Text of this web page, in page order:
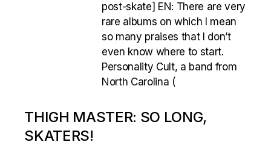
post-skate] EN: There are very
rare albums on which I mean
so many praises that I don’t
even know where to start.
Personality Cult, a band from
North Carolina (
THIGH MASTER: SO LONG,
SKATERS!